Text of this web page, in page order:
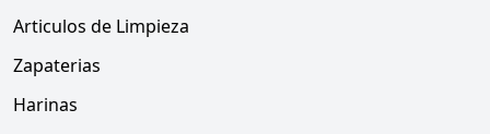
Articulos de Limpieza
Zapaterias
Harinas